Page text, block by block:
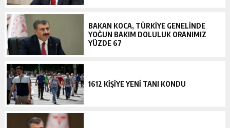
BAKAN KOCA, TÜRKIYE GENELINDE
YOĞUN BAKIM DOLULUK ORANIMIZ
YÜZDE 67
1612 KIŞIYE YENI TANI KONDU